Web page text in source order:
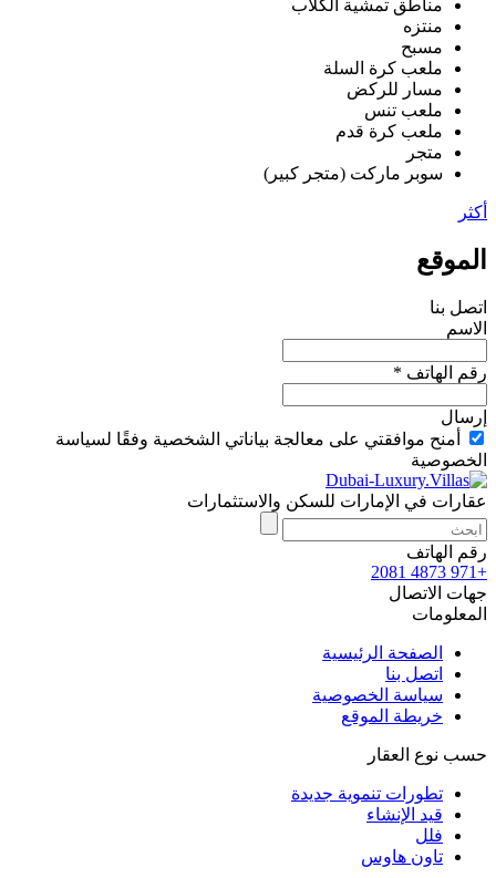
مناطق تمشية الكلاب
منتزه
مسبح
ملعب كرة السلة
مسار للركض
ملعب تنس
ملعب كرة قدم
متجر
سوبر ماركت (متجر كبير)
أكثر
الموقع
اتصل بنا
الاسم
رقم الهاتف *
إرسال
أمنح موافقتي على معالجة بياناتي الشخصية وفقًا لسياسة
الخصوصية
عقارات في الإمارات للسكن والاستثمارات
رقم الهاتف
+971 4873 2081
جهات الاتصال
المعلومات
الصفحة الرئيسية
اتصل بنا
سياسة الخصوصية
خريطة الموقع
حسب نوع العقار
تطورات تنموية جديدة
قيد الإنشاء
فلل
تاون هاوس